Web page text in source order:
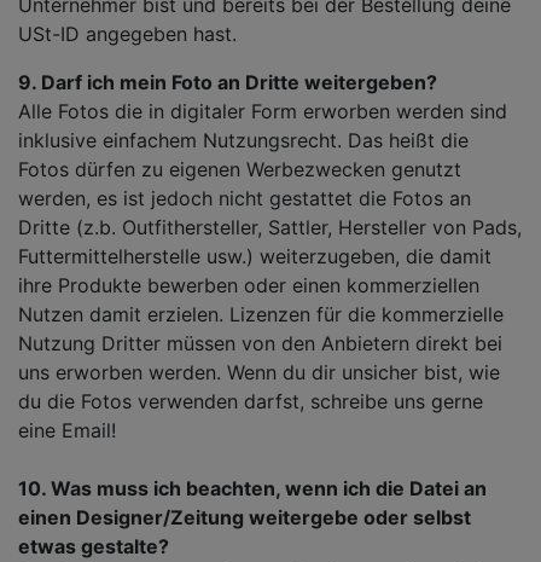
Unternehmer bist und bereits bei der Bestellung deine
USt-ID angegeben hast.
9. Darf ich mein Foto an Dritte weitergeben?
Alle Fotos die in digitaler Form erworben werden sind
inklusive einfachem Nutzungsrecht. Das heißt die
Fotos dürfen zu eigenen Werbezwecken genutzt
werden, es ist jedoch nicht gestattet die Fotos an
Dritte (z.b. Outfithersteller, Sattler, Hersteller von Pads,
Futtermittelherstelle usw.) weiterzugeben, die damit
ihre Produkte bewerben oder einen kommerziellen
Nutzen damit erzielen. Lizenzen für die kommerzielle
Nutzung Dritter müssen von den Anbietern direkt bei
uns erworben werden. Wenn du dir unsicher bist, wie
du die Fotos verwenden darfst, schreibe uns gerne
eine Email!
10. Was muss ich beachten, wenn ich die Datei an
einen Designer/Zeitung weitergebe oder selbst
etwas gestalte?